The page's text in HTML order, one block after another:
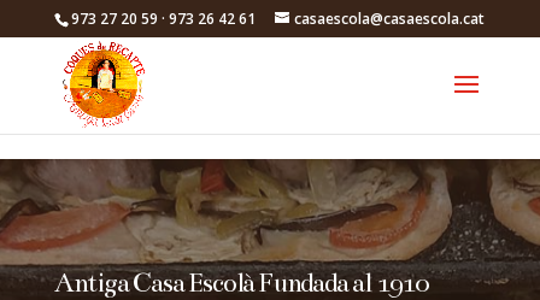
Skip to content973 27 20 59 · 973 26 42 61 casaescola@casaescola.cat
Antiga Casa Escolà Fundada al 1910